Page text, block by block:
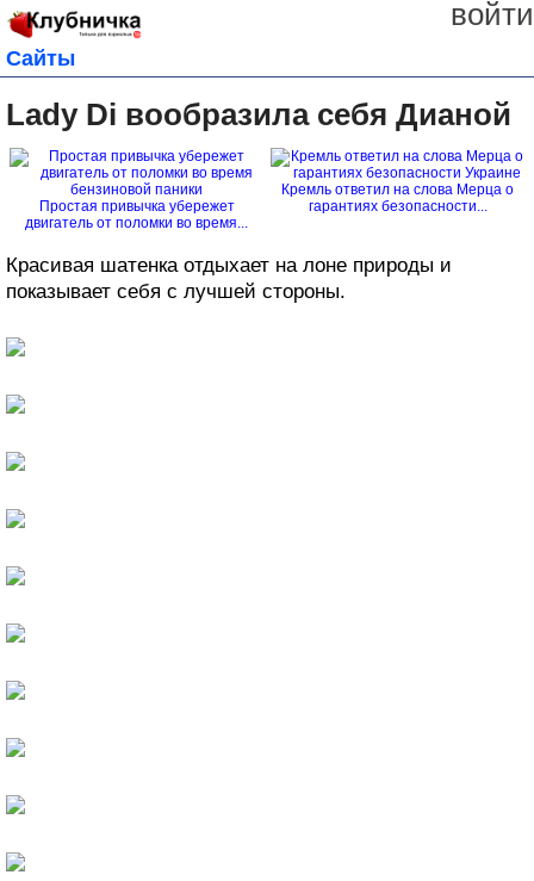
войти
Сайты
Lady Di вообразила себя Дианой
Простая привычка убережет
двигатель от поломки во время...
Кремль ответил на слова Мерца о
гарантиях безопасности...
Красивая шатенка отдыхает на лоне природы и
показывает себя с лучшей стороны.